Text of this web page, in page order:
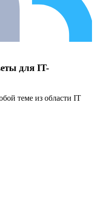
для IT-
теме из области IT